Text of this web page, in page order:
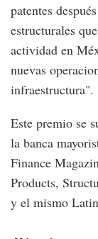
patentes
estructurales
actividad en
nuevas
infraestructura".
Este premio se
la banca
Finance
Products,
y el mismo